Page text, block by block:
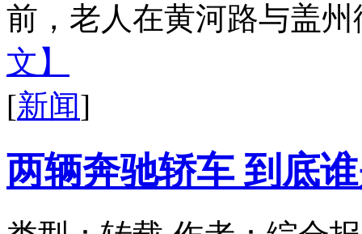
前，老人在黄河路与盖
文】
[新闻]
两辆奔驰轿车 到底